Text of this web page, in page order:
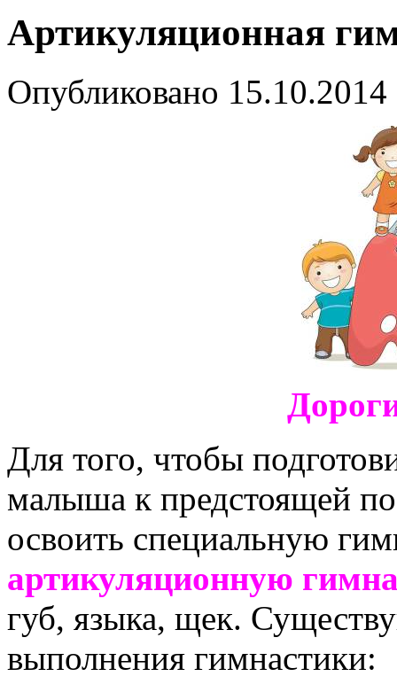
Артикуляционная
Опубликовано 15.10.2014
Для того, чтобы
малыша к предстоящей
освоить специальную
артикуляционную
губ, языка, щек.
выполнения гимнастики: